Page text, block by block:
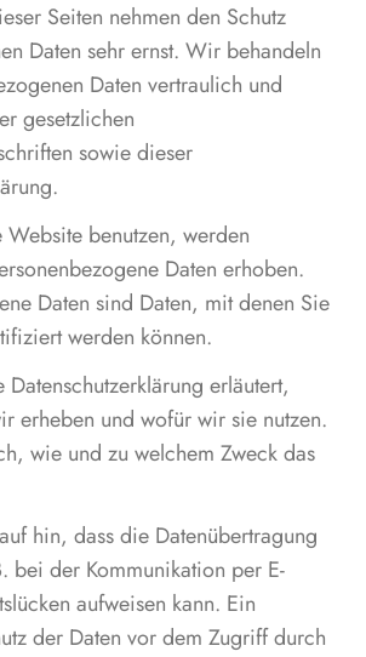
Seiten nehmen den Schutz
Daten sehr ernst. Wir behandeln
Daten vertraulich und
gesetzlichen
sowie dieser
benutzen, werden
Daten erhoben.
Daten sind Daten, mit denen Sie
werden können.
erläutert,
erheben und wofür wir sie nutzen.
wie und zu welchem Zweck das
hin, dass die Datenübertragung
bei der Kommunikation per E-
aufweisen kann. Ein
der Daten vor dem Zugriff durch